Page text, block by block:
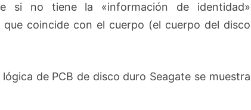
si no tiene la «información de identidad»
coincide con el cuerpo (el cuerpo del disco
de PCB de disco duro Seagate se muestra